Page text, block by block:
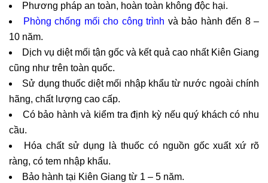
Phương pháp an toàn, hoàn toàn không độc hại.
Phòng chống mối cho công trình và bảo hành đến 8 –
10 năm.
Dịch vụ diệt mối tận gốc và kết quả cao nhất Kiên Giang
cũng như trên toàn quốc.
Sử dụng thuốc diệt mối nhập khẩu từ nước ngoài chính
hãng, chất lượng cao cấp.
Có bảo hành và kiểm tra định kỳ nếu quý khách có nhu
cầu.
Hóa chất sử dụng là thuốc có nguồn gốc xuất xứ rõ
ràng, có tem nhập khẩu.
Bảo hành tại Kiên Giang từ 1 – 5 năm.